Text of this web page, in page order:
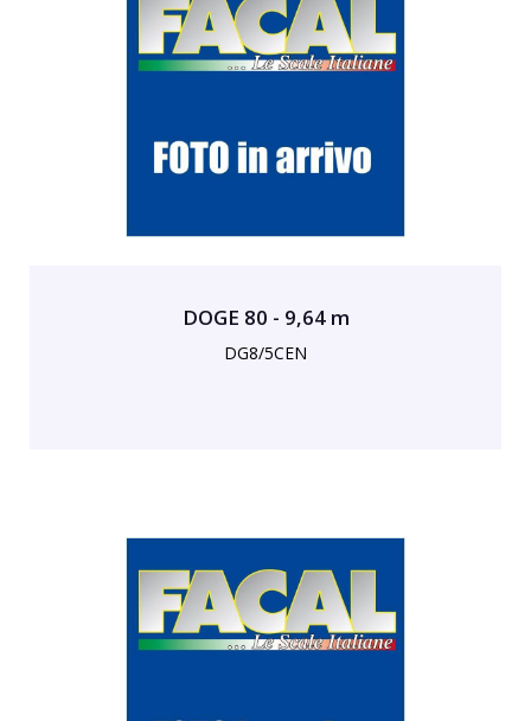
DOGE 80 - 9,64 m
DG8/5CEN